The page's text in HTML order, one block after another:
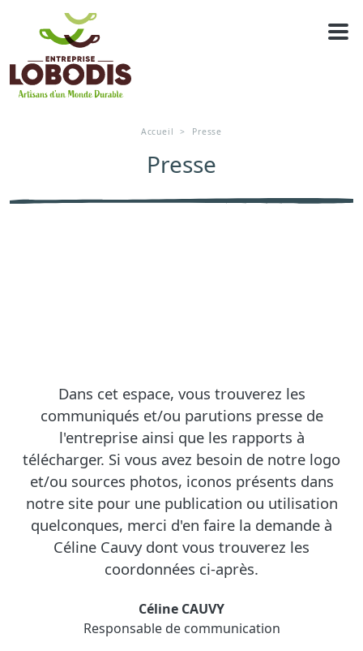
Accueil Presse
Presse
Dans cet espace, vous trouverez les
communiqués et/ou parutions presse de
l'entreprise ainsi que les rapports à
télécharger. Si vous avez besoin de notre logo
et/ou sources photos, iconos présents dans
notre site pour une publication ou utilisation
quelconques, merci d'en faire la demande à
Céline Cauvy dont vous trouverez les
coordonnées ci-après.
Céline CAUVY
Responsable de communication
Panneau de gestion des cookies